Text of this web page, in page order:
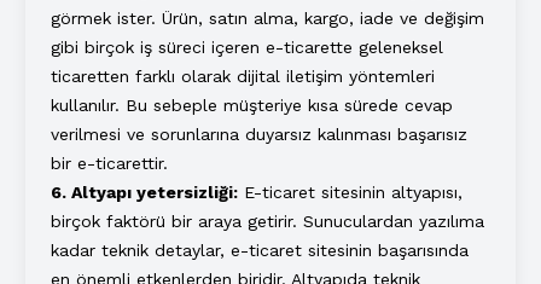
görmek ister. Ürün, satın alma, kargo, iade ve değişim
gibi birçok iş süreci içeren e-ticarette geleneksel
ticaretten farklı olarak dijital iletişim yöntemleri
kullanılır. Bu sebeple müşteriye kısa sürede cevap
verilmesi ve sorunlarına duyarsız kalınması başarısız
bir e-ticarettir.
6. Altyapı yetersizliği: E-ticaret sitesinin altyapısı,
birçok faktörü bir araya getirir. Sunuculardan yazılıma
kadar teknik detaylar, e-ticaret sitesinin başarısında
en önemli etkenlerden biridir. Altyapıda teknik